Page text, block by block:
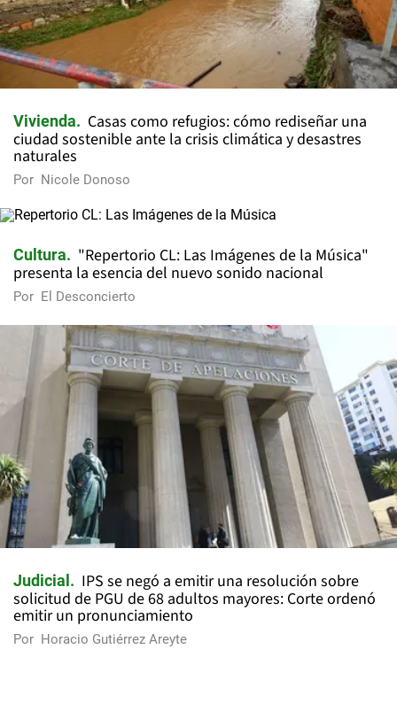
Vivienda
Casas como refugios: cómo rediseñar una
ciudad sostenible ante la crisis climática y desastres
naturales
Por Nicole Donoso
Cultura
"Repertorio CL: Las Imágenes de la Música"
presenta la esencia del nuevo sonido nacional
Por El Desconcierto
Judicial
IPS se negó a emitir una resolución sobre
solicitud de PGU de 68 adultos mayores: Corte ordenó
emitir un pronunciamiento
Por Horacio Gutiérrez Areyte